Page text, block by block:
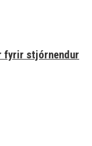
fyrir stjórnendur